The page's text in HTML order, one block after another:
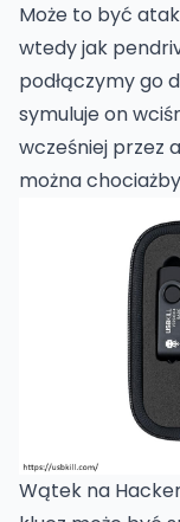
Może to być atak
wtedy jak
podłączymy go
symuluje on
wcześniej przez
można
Wątek na